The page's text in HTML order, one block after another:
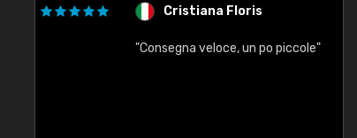
Cristiana Floris
"Consegna veloce, un po piccole"